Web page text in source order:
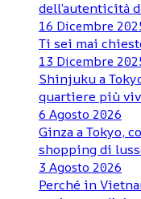
dell’autenticità
16 Dicembre
Ti sei mai
13 Dicembre
Shinjuku a
quartiere più
6 Agosto 2026
Ginza a Tokyo,
shopping di
3 Agosto 2026
Perché in